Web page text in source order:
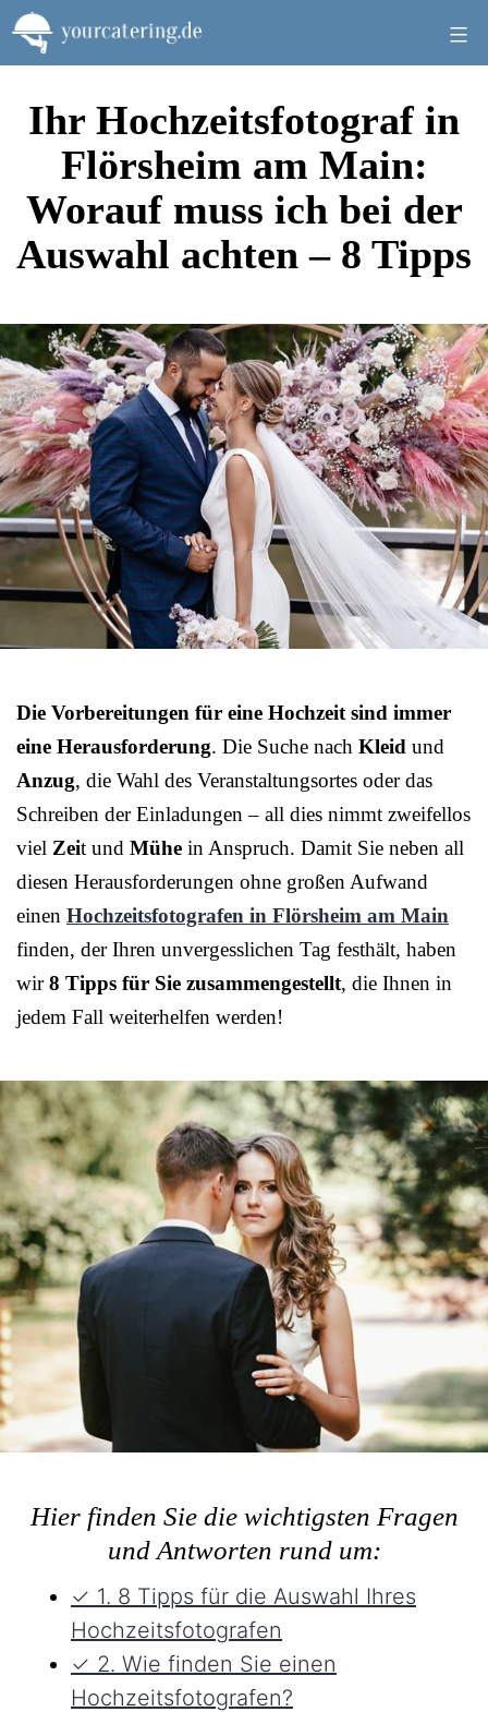
Zum
Inhalt
springen
Ihr Hochzeitsfotograf in
Flörsheim am Main:
Worauf muss ich bei der
Auswahl achten – 8 Tipps
Die Vorbereitungen für eine Hochzeit sind immer
eine Herausforderung. Die Suche nach Kleid und
Anzug, die Wahl des Veranstaltungsortes oder das
Schreiben der Einladungen – all dies nimmt zweifellos
viel Zeit und Mühe in Anspruch. Damit Sie neben all
diesen Herausforderungen ohne großen Aufwand
einen Hochzeitsfotografen in Flörsheim am Main
finden, der Ihren unvergesslichen Tag festhält, haben
wir8 Tipps für Sie zusammengestellt, die Ihnen in
jedem Fall weiterhelfen werden!
Hier finden Sie die wichtigsten Fragen
und Antworten rund um:
✓ 1. 8 Tipps für die Auswahl Ihres
Hochzeitsfotografen
✓ 2. Wie finden Sie einen
Hochzeitsfotografen?